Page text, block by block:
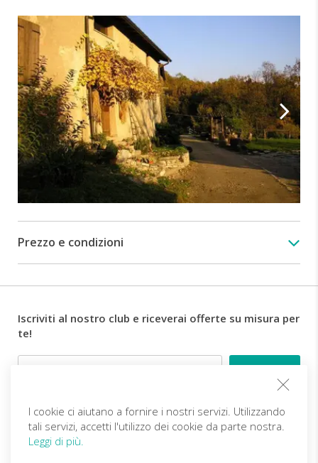
difficoltà
medio
basso,
ci
sono
solo
un
paio
di
passaggi
mulattiera
che
po'
più
attenzione,
come
sempre,
non
sicuro
può
tranquillamente
Prezzo e condizioni
Iscriviti al nostro club e riceverai offerte su misura per
te!
Email
Follow us
I cookie ci aiutano a fornire i nostri servizi. Utilizzando
tali servizi, accetti l'utilizzo dei cookie da parte nostra.
Leggi di più.